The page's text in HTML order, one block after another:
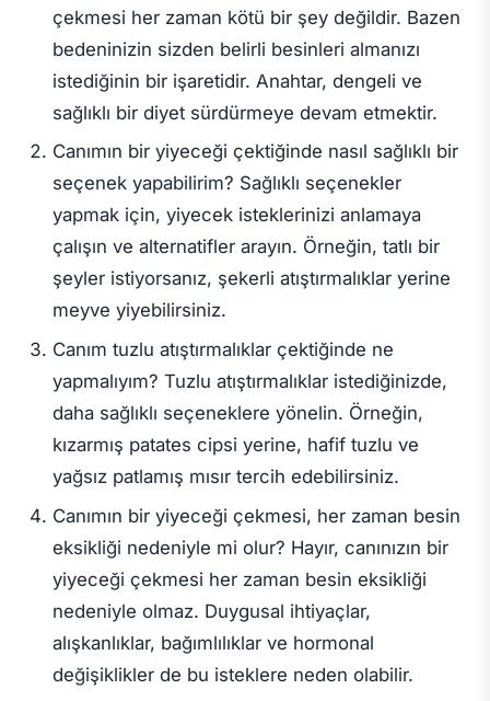
çekmesi her zaman kötü bir şey değildir. Bazen
bedeninizin sizden belirli besinleri almanızı
istediğinin bir işaretidir. Anahtar, dengeli ve
sağlıklı bir diyet sürdürmeye devam etmektir.
Canımın bir yiyeceği çektiğinde nasıl sağlıklı bir
seçenek yapabilirim? Sağlıklı seçenekler
yapmak için, yiyecek isteklerinizi anlamaya
çalışın ve alternatifler arayın. Örneğin, tatlı bir
şeyler istiyorsanız, şekerli atıştırmalıklar yerine
meyve yiyebilirsiniz.
Canım tuzlu atıştırmalıklar çektiğinde ne
yapmalıyım? Tuzlu atıştırmalıklar istediğinizde,
daha sağlıklı seçeneklere yönelin. Örneğin,
kızarmış patates cipsi yerine, hafif tuzlu ve
yağsız patlamış mısır tercih edebilirsiniz.
Canımın bir yiyeceği çekmesi, her zaman besin
eksikliği nedeniyle mi olur? Hayır, canınızın bir
yiyeceği çekmesi her zaman besin eksikliği
nedeniyle olmaz. Duygusal ihtiyaçlar,
alışkanlıklar, bağımlılıklar ve hormonal
değişiklikler de bu isteklere neden olabilir.